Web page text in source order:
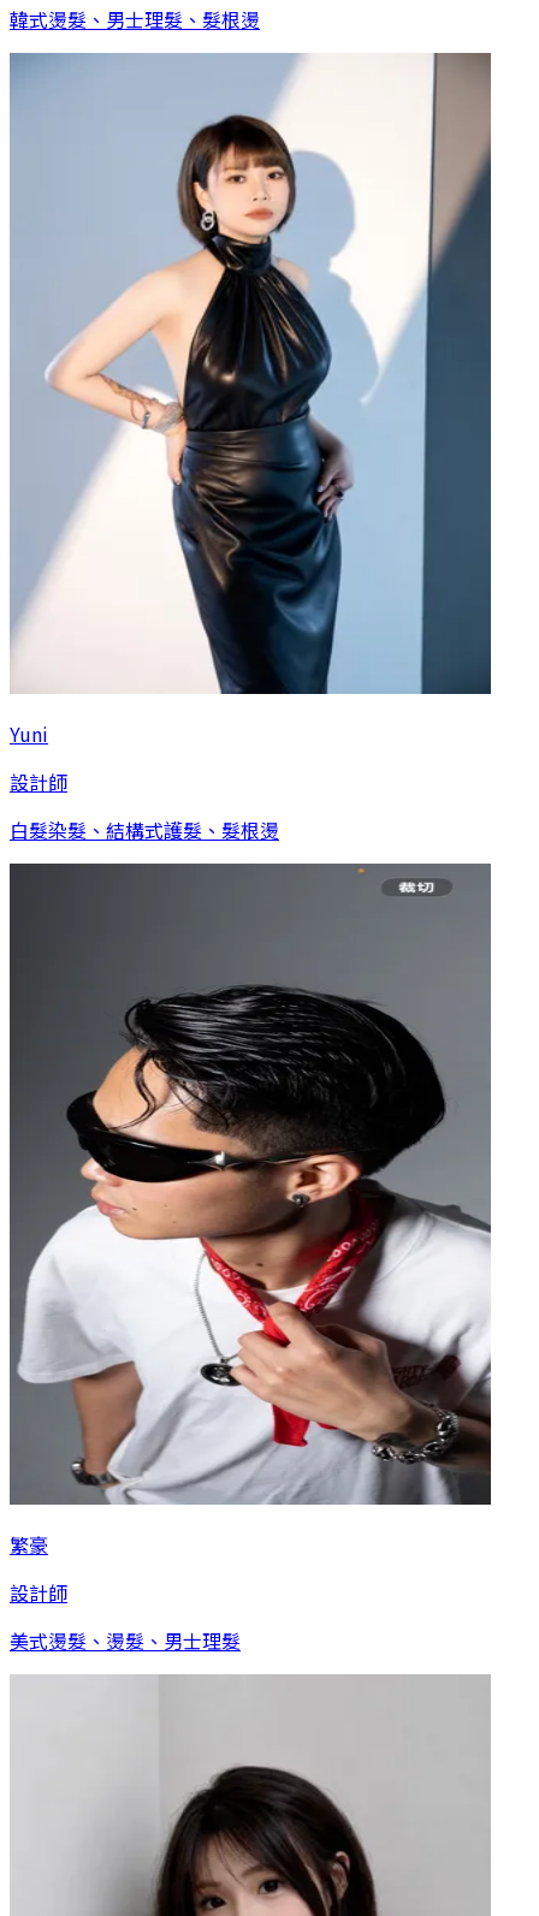
韓式燙髮、男士理髮、髮根燙
Yuni
設計師
白髮染髮、結構式護髮、髮根燙
繁豪
設計師
美式燙髮、燙髮、男士理髮